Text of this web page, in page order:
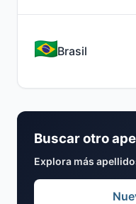
Brasil
Buscar otro
Explora más